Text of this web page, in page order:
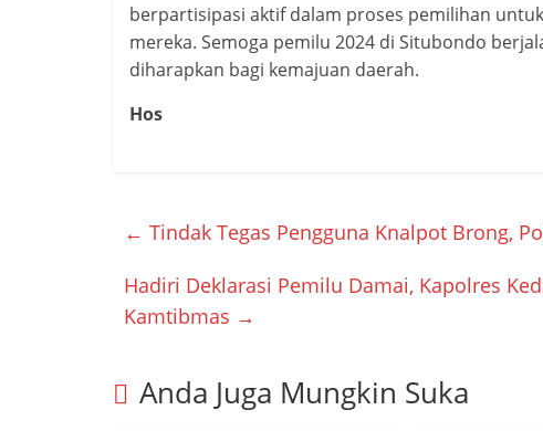
berpartisipasi aktif dalam proses pemilihan
mereka. Semoga pemilu 2024 di Situbondo
diharapkan bagi kemajuan daerah.
Hos
← Tindak Tegas Pengguna Knalpot Brong,
Hadiri Deklarasi Pemilu Damai, Kapolres
Kamtibmas →
Anda Juga Mungkin Suka